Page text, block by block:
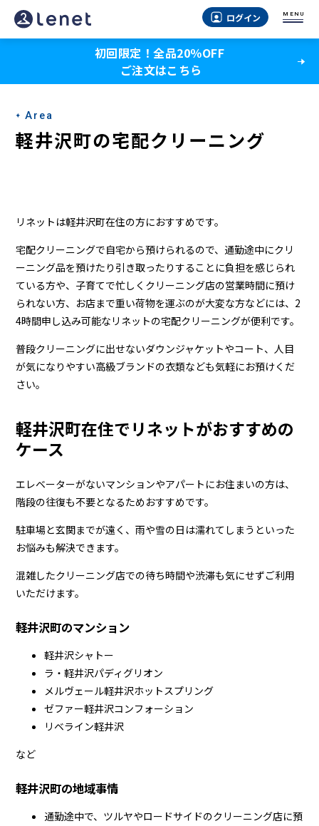
軽
井
町
の
宅
リ
ー
ニ
ン
グ
Lenet〈リ
ネ
ッ
ト〉
ログイン MENU
初回限定！全品20％OFF
ご注文はこちら
Area
軽井沢町の宅配クリーニング
リネットは軽井沢町在住の方におすすめです。
宅配クリーニングで自宅から預けられるので、通勤途中にクリ
ーニング品を預けたり引き取ったりすることに負担を感じられ
ている方や、子育てで忙しくクリーニング店の営業時間に預け
られない方、お店まで重い荷物を運ぶのが大変な方などには、2
4時間申し込み可能なリネットの宅配クリーニングが便利です。
普段クリーニングに出せないダウンジャケットやコート、人目
が気になりやすい高級ブランドの衣類なども気軽にお預けくだ
さい。
軽井沢町在住でリネットがおすすめの
ケース
エレベーターがないマンションやアパートにお住まいの方は、
階段の往復も不要となるためおすすめです。
駐車場と玄関までが遠く、雨や雪の日は濡れてしまうといった
お悩みも解決できます。
混雑したクリーニング店での待ち時間や渋滞も気にせずご利用
いただけます。
軽井沢町のマンション
軽井沢シャトー
ラ・軽井沢パディグリオン
メルヴェール軽井沢ホットスプリング
ゼファー軽井沢コンフォーション
リベライン軽井沢
など
軽井沢町の地域事情
通勤途中で、ツルヤやロードサイドのクリーニング店に預